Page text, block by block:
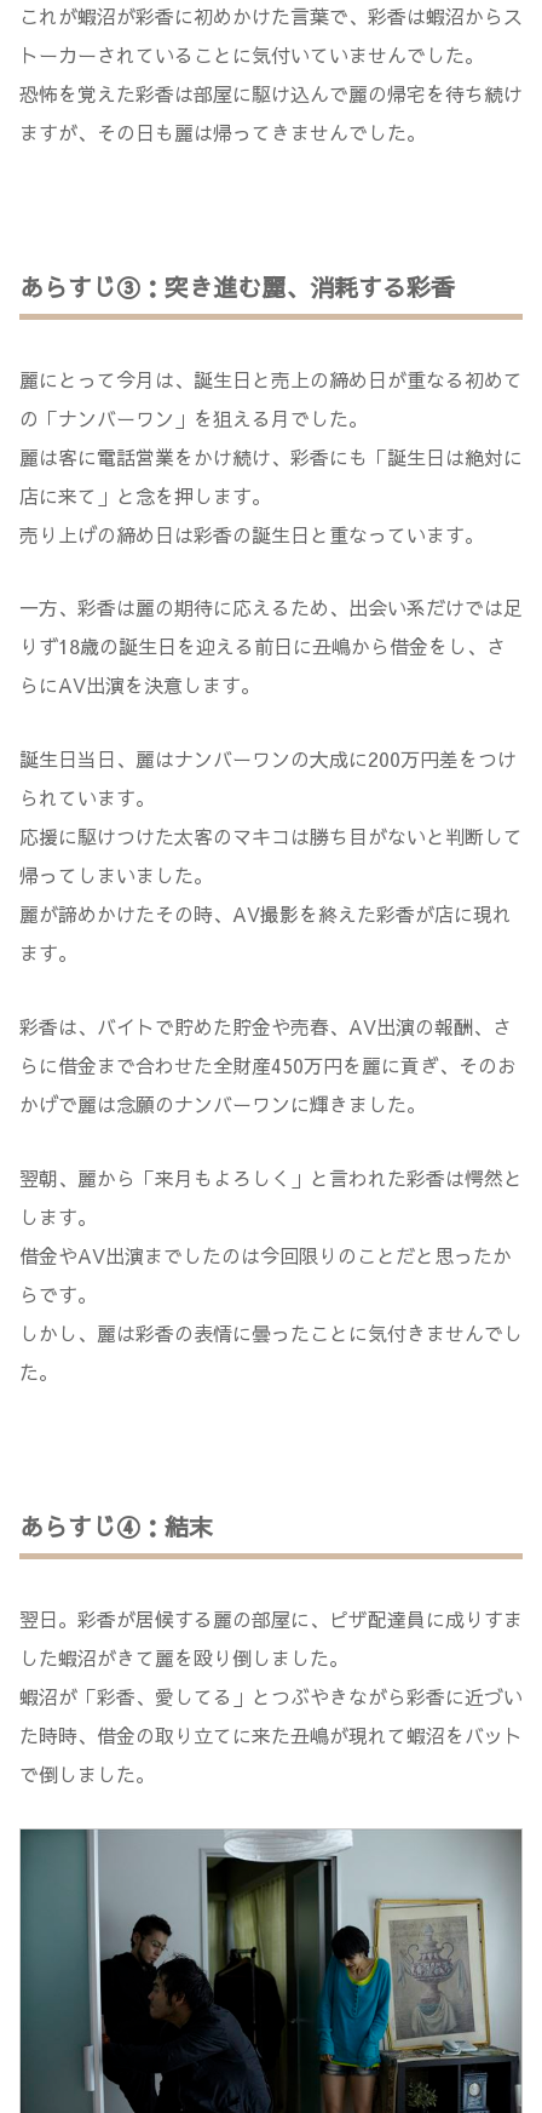
これが蝦沼が彩香に初めかけた言葉で、彩香は蝦沼からス
トーカーされていることに気付いていませんでした。
恐怖を覚えた彩香は部屋に駆け込んで麗の帰宅を待ち続け
ますが、その日も麗は帰ってきませんでした。
あらすじ③：突き進む麗、消耗する彩香
麗にとって今月は、誕生日と売上の締め日が重なる初めて
の「ナンバーワン」を狙える月でした。
麗は客に電話営業をかけ続け、彩香にも「誕生日は絶対に
店に来て」と念を押します。
売り上げの締め日は彩香の誕生日と重なっています。
一方、彩香は麗の期待に応えるため、出会い系だけでは足
りず18歳の誕生日を迎える前日に丑嶋から借金をし、さ
らにAV出演を決意します。
誕生日当日、麗はナンバーワンの大成に200万円差をつけ
られています。
応援に駆けつけた太客のマキコは勝ち目がないと判断して
帰ってしまいました。
麗が諦めかけたその時、AV撮影を終えた彩香が店に現れ
ます。
彩香は、バイトで貯めた貯金や売春、AV出演の報酬、さ
らに借金まで合わせた全財産450万円を麗に貢ぎ、そのお
かげで麗は念願のナンバーワンに輝きました。
翌朝、麗から「来月もよろしく」と言われた彩香は愕然と
します。
借金やAV出演までしたのは今回限りのことだと思ったか
らです。
しかし、麗は彩香の表情に曇ったことに気付きませんでし
た。
あらすじ④：結末
翌日。彩香が居候する麗の部屋に、ピザ配達員に成りすま
した蝦沼がきて麗を殴り倒しました。
蝦沼が「彩香、愛してる」とつぶやきながら彩香に近づい
た時時、借金の取り立てに来た丑嶋が現れて蝦沼をバット
で倒しました。